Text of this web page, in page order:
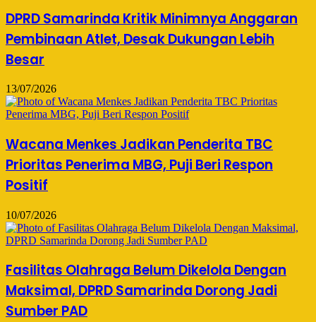
DPRD Samarinda Kritik Minimnya Anggaran
Pembinaan Atlet, Desak Dukungan Lebih
Besar
13/07/2026
Wacana Menkes Jadikan Penderita TBC
Prioritas Penerima MBG, Puji Beri Respon
Positif
10/07/2026
Fasilitas Olahraga Belum Dikelola Dengan
Maksimal, DPRD Samarinda Dorong Jadi
Sumber PAD